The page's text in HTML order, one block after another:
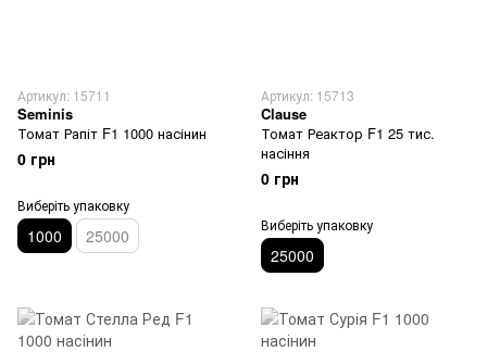
Артикул: 15711
Seminis
Томат Рапіт F1 1000 насінин
0 грн
Виберіть упаковку
1000 25000
Артикул: 15713
Clause
Томат Реактор F1 25 тис.
насіння
0 грн
Виберіть упаковку
25000